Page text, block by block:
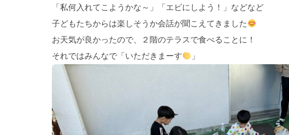
「私何入れてこようかな～」「エビにしよう！」などなど
子どもたちからは楽しそうか会話が聞こえてきました
お天気が良かったので、２階のテラスで食べることに！
それではみんなで「いただきまーす
」